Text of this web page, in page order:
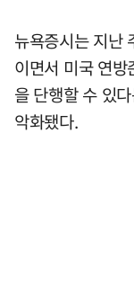
뉴욕증시는 지난
이면서 미국 연
을 단행할 수 있
악화됐다.